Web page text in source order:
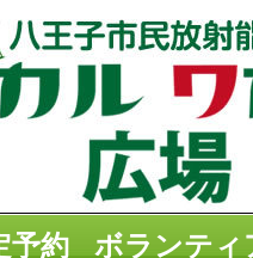
予約 ボランティ